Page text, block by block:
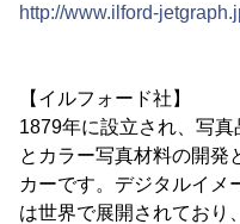
http://www.ilford-
【イルフォード社】
1879年に設立され、写
とカラー写真材料の開発
カーです。デジタルイメ
は世界で展開されており